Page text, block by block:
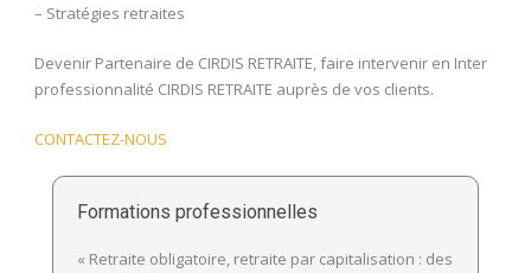
– Stratégies retraites
Devenir Partenaire de CIRDIS RETRAITE, faire intervenir en Inter
professionnalité CIRDIS RETRAITE auprès de vos clients.
CONTACTEZ-NOUS
Formations professionnelles
« Retraite obligatoire, retraite par capitalisation : des